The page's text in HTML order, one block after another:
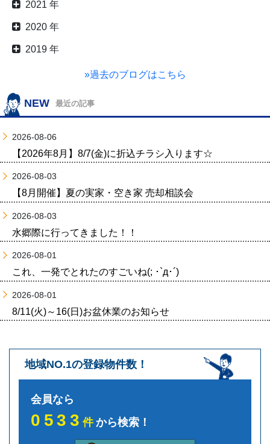
2021 年
2020 年
2019 年
»過去のブログはこちら
NEW 最近の記事
2026-08-06
【2026年8月】8/7(金)に折込チラシ入ります☆
2026-08-03
【8月開催】夏の実家・空き家 売却相談会
2026-08-03
水郷際に行ってきました！！
2026-08-01
これ、一発でとれたのすごいね(; ･`д･´)
2026-08-01
8/11(火)～16(日)お盆休業のお知らせ
地域NO.1の登録物件数！
会員なら
0533件から検索！